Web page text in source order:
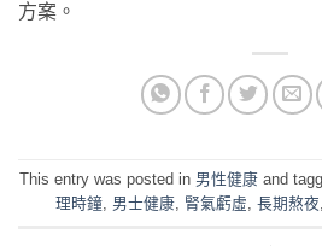
方案。
This entry was posted in 男性健康 and
理時鐘, 男士健康, 腎氣虧虛, 長期熬夜,